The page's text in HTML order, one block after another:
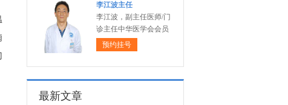
李江波主任
李江波，副主任医师/门
诊主任中华医学会会员
预约挂号
最新文章